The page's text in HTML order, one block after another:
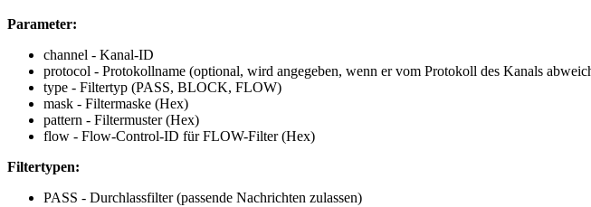
Parameter:
channel - Kanal-ID
protocol - Protokollname (optional, wird angegeben, wenn er vom Protokoll des Kanals
type - Filtertyp (PASS, BLOCK, FLOW)
mask - Filtermaske (Hex)
pattern - Filtermuster (Hex)
flow - Flow-Control-ID für FLOW-Filter (Hex)
Filtertypen:
PASS - Durchlassfilter (passende Nachrichten zulassen)